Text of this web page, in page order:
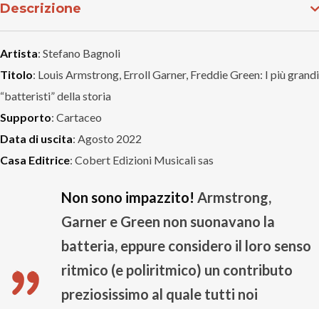
Descrizione
Artista: Stefano Bagnoli
Titolo: Louis Armstrong, Erroll Garner, Freddie Green: I più grandi
“batteristi” della storia
Supporto: Cartaceo
Data di uscita: Agosto 2022
Casa Editrice: Cobert Edizioni Musicali sas
Non sono impazzito! Armstrong,
Garner e Green non suonavano la
batteria, eppure considero il loro senso
ritmico (e poliritmico) un contributo
preziosissimo al quale tutti noi